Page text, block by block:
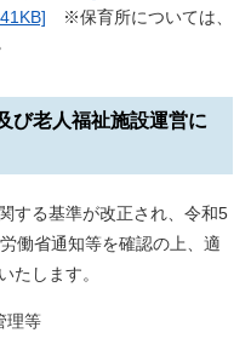
※保育所については、
び老人福祉施設運営に
する基準が改正され、令和5
働省通知等を確認の上、適
たします。
理等